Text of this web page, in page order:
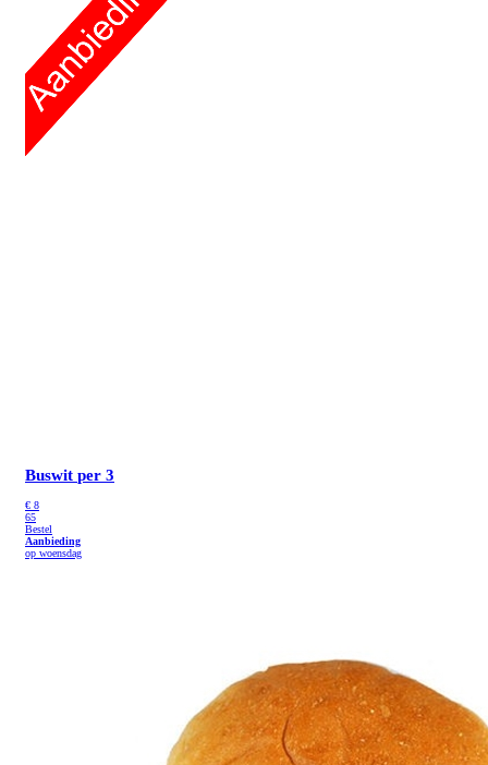
Buswit per 3
€ 8
65
Bestel
Aanbieding
op woensdag